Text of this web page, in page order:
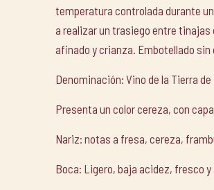
temperatura controlada durante
a realizar un trasiego entre tinajas
afinado y crianza. Embotellado
Denominación: Vino de la Tierra
Presenta un color cereza, con
Nariz: notas a fresa, cereza,
Boca: Ligero, baja acidez, fresco y